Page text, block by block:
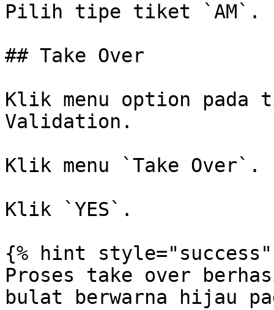
Pilih tipe tiket `AM`.
## Take Over
Klik menu option pada
Validation.
Klik menu `Take Over`.
Klik `YES`.
{% hint style="success"
Proses take over
bulat berwarna hijau